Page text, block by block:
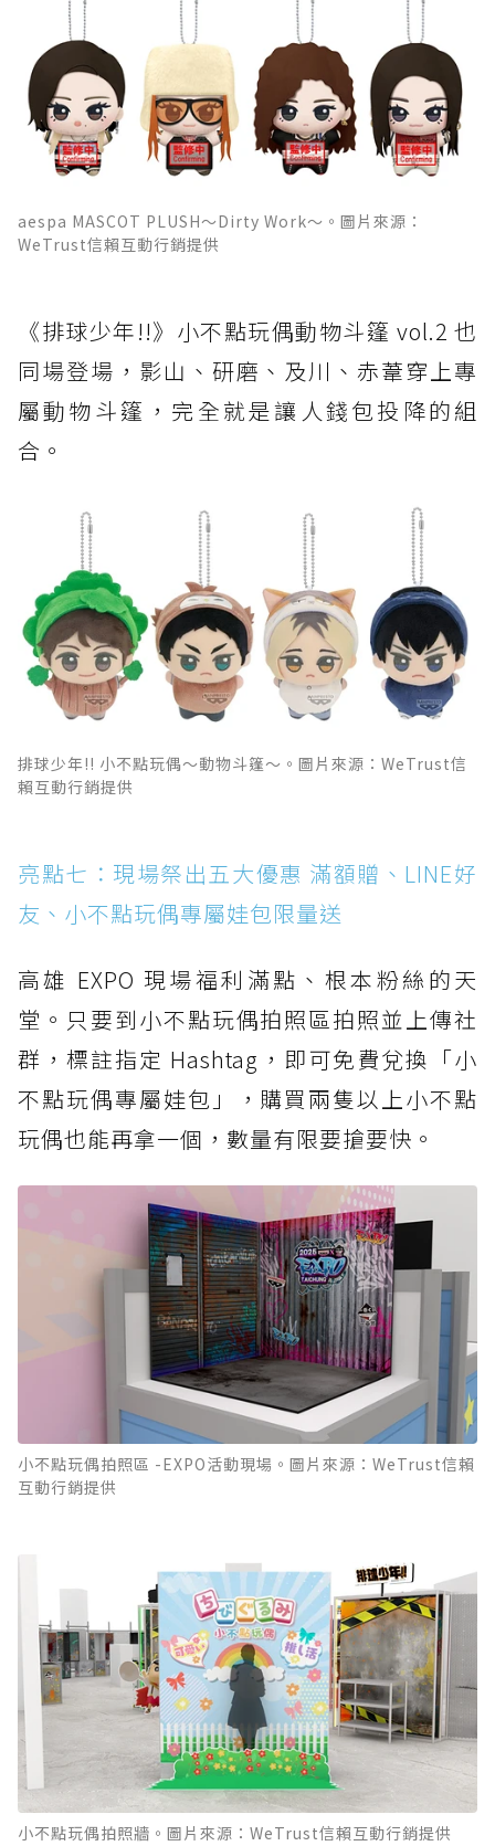
aespa MASCOT PLUSH～Dirty Work～。圖片來源：
WeTrust信賴互動行銷提供
《排球少年!!》小不點玩偶動物斗篷 vol.2 也
同場登場，影山、研磨、及川、赤葦穿上專
屬動物斗篷，完全就是讓人錢包投降的組
合。
排球少年!! 小不點玩偶～動物斗篷～。圖片來源：WeTrust信
賴互動行銷提供
亮點七：現場祭出五大優惠 滿額贈、LINE好
友、小不點玩偶專屬娃包限量送
高雄 EXPO 現場福利滿點、根本粉絲的天
堂。只要到小不點玩偶拍照區拍照並上傳社
群，標註指定 Hashtag，即可免費兌換「小
不點玩偶專屬娃包」，購買兩隻以上小不點
玩偶也能再拿一個，數量有限要搶要快。
小不點玩偶拍照區 -EXPO活動現場。圖片來源：WeTrust信賴
互動行銷提供
小不點玩偶拍照牆。圖片來源：WeTrust信賴互動行銷提供